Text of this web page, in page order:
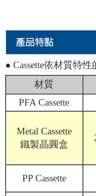
● Cassette依材質特
材質
PFA Cassette
Metal Cassette
鐵製晶圓盒
PP Cassette